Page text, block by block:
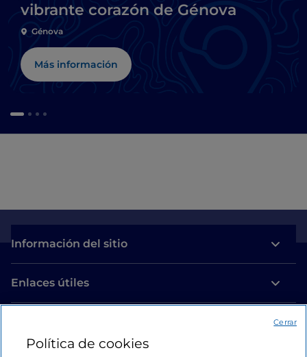
vibrante corazón de Génova
Génova
Más información
Información del sitio
Enlaces útiles
Estamos en contacto
Política de cookies
Cerrar